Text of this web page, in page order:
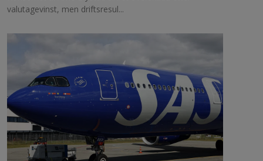
valutagevinst, men driftsresul...